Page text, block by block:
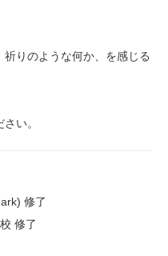
りのような何か、を感じる
い。
修了
修了